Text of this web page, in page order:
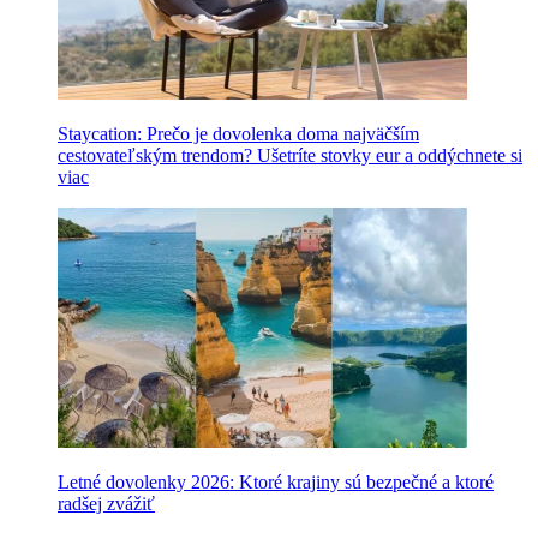
Staycation: Prečo je dovolenka doma najväčším
cestovateľským trendom? Ušetríte stovky eur a oddýchnete si
viac
Letné dovolenky 2026: Ktoré krajiny sú bezpečné a ktoré
radšej zvážiť